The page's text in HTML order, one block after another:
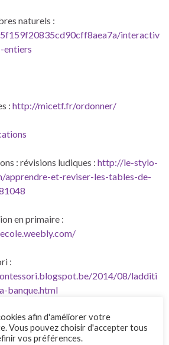
naturels :
interactiv
entiers
: http://micetf.fr/ordonner/
: révisions ludiques : http://le-stylo-
apprendre-et-reviser-les-tables-de-
en primaire :
:
2014/08/ladditi
banque.html
le rôle de zéro) :
watch?v=WC-FaGALgtA
afin d'améliorer votre
Vous pouvez choisir d'accepter tous
vos préférences.